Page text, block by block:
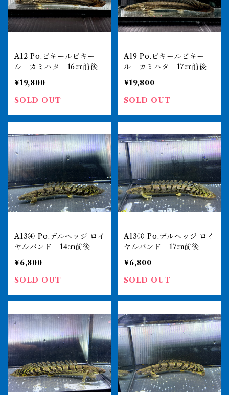
A12 Po.ビキールビキー
ル カミハタ 16㎝前後
¥19,800
SOLD OUT
A19 Po.ビキールビキー
ル カミハタ 17㎝前後
¥19,800
SOLD OUT
A13④ Po.デルヘッジ ロイ
ヤルバンド 14㎝前後
¥6,800
SOLD OUT
A13③ Po.デルヘッジ ロイ
ヤルバンド 17㎝前後
¥6,800
SOLD OUT